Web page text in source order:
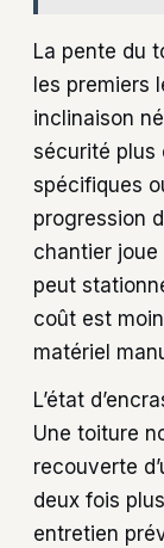
La pente du
les premiers
inclinaison
sécurité plus
spécifiques
progression
chantier joue
peut
coût est
matériel
L’état
Une toiture
recouverte
deux fois
entretien